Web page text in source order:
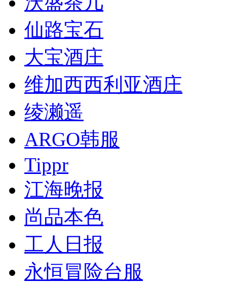
仙路宝石
大宝酒庄
维加西西利亚酒庄
绫濑遥
ARGO韩服
Tippr
江海晚报
尚品本色
工人日报
永恒冒险台服